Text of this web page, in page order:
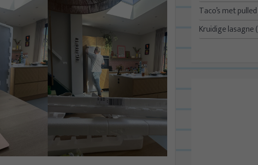
Taco’s met
Kruidige lasagne